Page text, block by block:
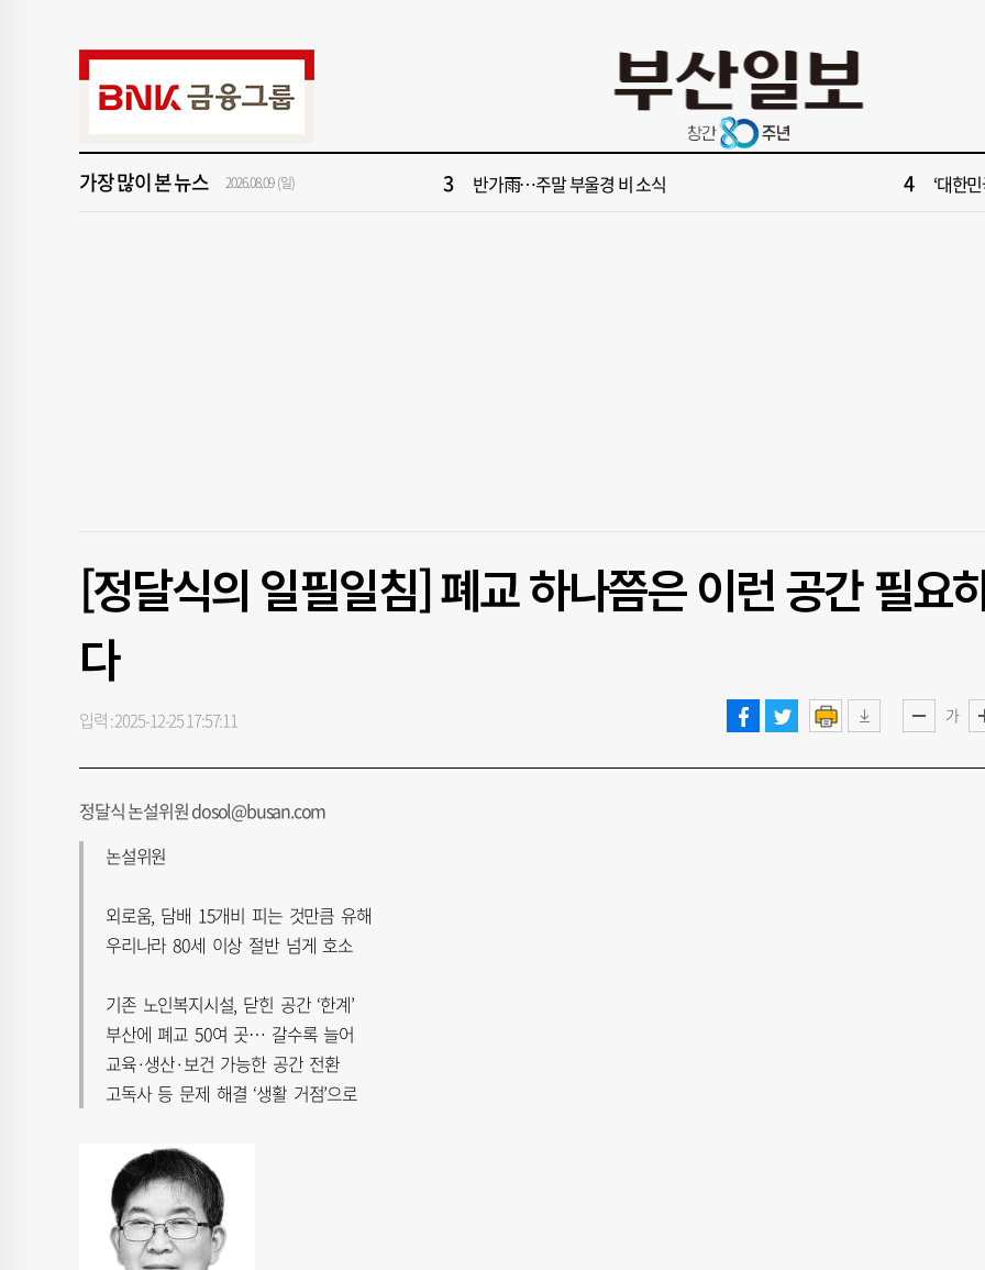
가장 많이 본 뉴스 2026.08.09 (일)
부산 서구, 부산 최초 기초생활수급자 ‘이사비· 생필품비’ 지원 [속보]
‘대
5 해수부 청사 유치에 웃은 곽규택…희비 갈린 부산 의원들 6 “수영
[정달식의 일필일침] 폐교 하나쯤은 이런 공간 필요
다
가
입력 : 2025-12-25 17:57:11
정달식 논설위원 dosol@busan.com
논설위원
외로움, 담배 15개비 피는 것만큼 유해
우리나라 80세 이상 절반 넘게 호소
기존 노인복지시설, 닫힌 공간 ‘한계’
부산에 폐교 50여 곳… 갈수록 늘어
교육·생산·보건 가능한 공간 전환
고독사 등 문제 해결 ‘생활 거점’으로